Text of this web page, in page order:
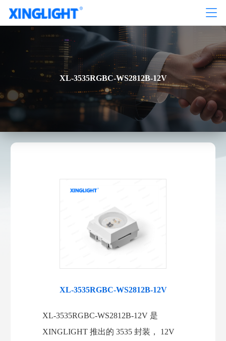
XL-3535RGBC-WS2812B-12V
XL-3535RGBC-WS2812B-12V
XL-3535RGBC-WS2812B-12V 是
XINGLIGHT 推出的 3535 封装， 12V